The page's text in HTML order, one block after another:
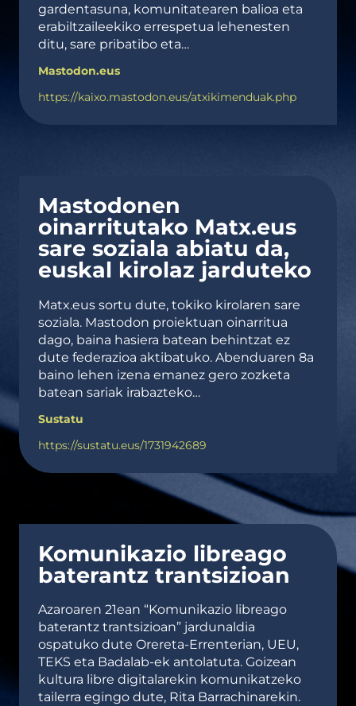
gardentasuna, komunitatearen balioa eta
erabiltzaileekiko errespetua lehenesten
ditu, sare pribatibo eta…
Mastodon.eus
https://kaixo.mastodon.eus/atxikimenduak.php
Mastodonen
oinarritutako Matx.eus
sare soziala abiatu da,
euskal kirolaz jarduteko
Matx.eus sortu dute, tokiko kirolaren sare
soziala. Mastodon proiektuan oinarritua
dago, baina hasiera batean behintzat ez
dute federazioa aktibatuko. Abenduaren 8a
baino lehen izena emanez gero zozketa
batean sariak irabazteko…
Sustatu
https://sustatu.eus/1731942689
Komunikazio libreago
baterantz trantsizioan
Azaroaren 21ean “Komunikazio libreago
baterantz trantsizioan” jardunaldia
ospatuko dute Orereta-Errenterian, UEU,
TEKS eta Badalab-ek antolatuta. Goizean
kultura libre digitalarekin komunikatzeko
tailerra egingo dute, Rita Barrachinarekin.